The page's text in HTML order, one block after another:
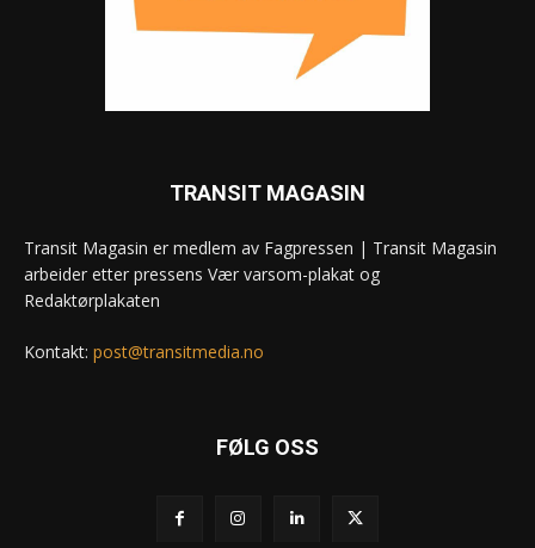
TRANSIT MAGASIN
Transit Magasin er medlem av Fagpressen | Transit Magasin
arbeider etter pressens Vær varsom-plakat og
Redaktørplakaten
Kontakt: post@transitmedia.no
FØLG OSS